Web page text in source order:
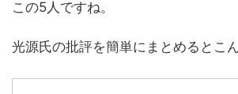
この5人ですね。
光源氏の批評を簡単にまとめるとこ